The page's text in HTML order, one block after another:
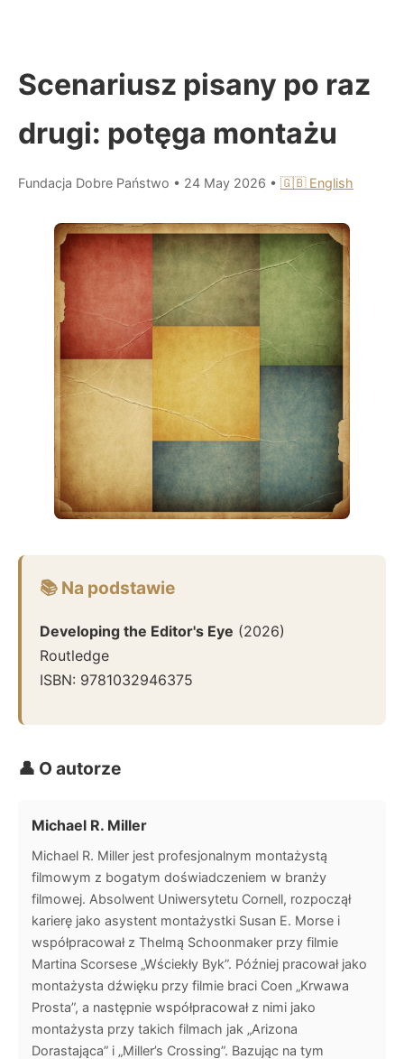
Scenariusz pisany po raz
drugi: potęga montażu
Fundacja Dobre Państwo • 24 May 2026 • 🇬🇧 English
📚 Na podstawie
Developing the Editor's Eye (2026)
Routledge
ISBN: 9781032946375
👤 O autorze
Michael R. Miller
Michael R. Miller jest profesjonalnym montażystą
filmowym z bogatym doświadczeniem w branży
filmowej. Absolwent Uniwersytetu Cornell, rozpoczął
karierę jako asystent montażystki Susan E. Morse i
współpracował z Thelmą Schoonmaker przy filmie
Martina Scorsese „Wściekły Byk”. Później pracował jako
montażysta dźwięku przy filmie braci Coen „Krwawa
Prosta”, a następnie współpracował z nimi jako
montażysta przy takich filmach jak „Arizona
Dorastająca” i „Miller’s Crossing”. Bazując na tym